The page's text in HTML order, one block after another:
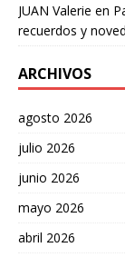
JUAN Valerie en
recuerdos y
ARCHIVOS
agosto 2026
julio 2026
junio 2026
mayo 2026
abril 2026